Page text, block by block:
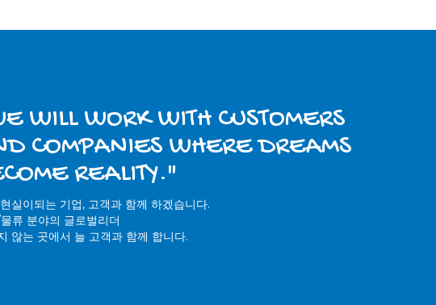
WILL WORK WITH CUSTOMERS
COMPANIES WHERE DREAMS
REALITY."
실이되는 기업, 고객과 함께 하겠습니다.
류 분야의 글로벌리더
않는 곳에서 늘 고객과 함께 합니다.